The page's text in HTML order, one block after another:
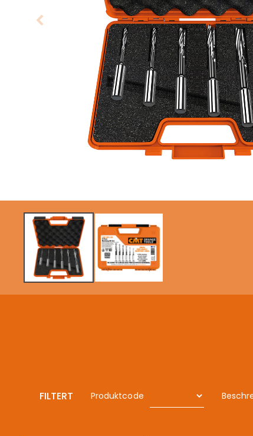
KREISSÄGEBLÄTTER
CMT CONTRACTOR
TOOLS® - ITK PLUS®
SÄBELSÄGEBLÄTTER
FILTERT Produktcode